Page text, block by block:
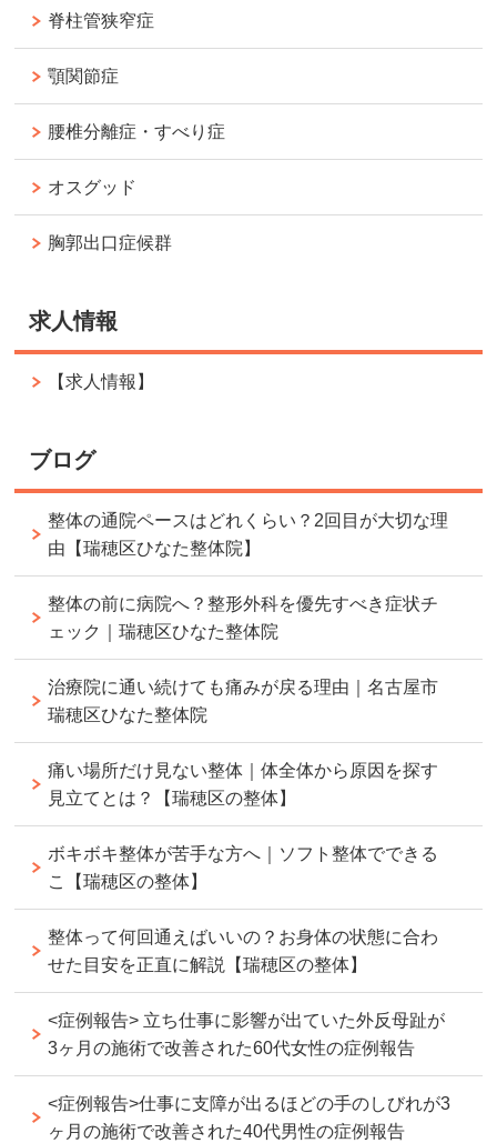
脊柱管狭窄症
顎関節症
腰椎分離症・すべり症
オスグッド
胸郭出口症候群
求人情報
【求人情報】
ブログ
整体の通院ペースはどれくらい？2回目が大切な理
由【瑞穂区ひなた整体院】
整体の前に病院へ？整形外科を優先すべき症状チ
ェック｜瑞穂区ひなた整体院
治療院に通い続けても痛みが戻る理由｜名古屋市
瑞穂区ひなた整体院
痛い場所だけ見ない整体｜体全体から原因を探す
見立てとは？【瑞穂区の整体】
ボキボキ整体が苦手な方へ｜ソフト整体でできる
こ【瑞穂区の整体】
整体って何回通えばいいの？お身体の状態に合わ
せた目安を正直に解説【瑞穂区の整体】
<症例報告> 立ち仕事に影響が出ていた外反母趾が
3ヶ月の施術で改善された60代女性の症例報告
<症例報告>仕事に支障が出るほどの手のしびれが3
ヶ月の施術で改善された40代男性の症例報告